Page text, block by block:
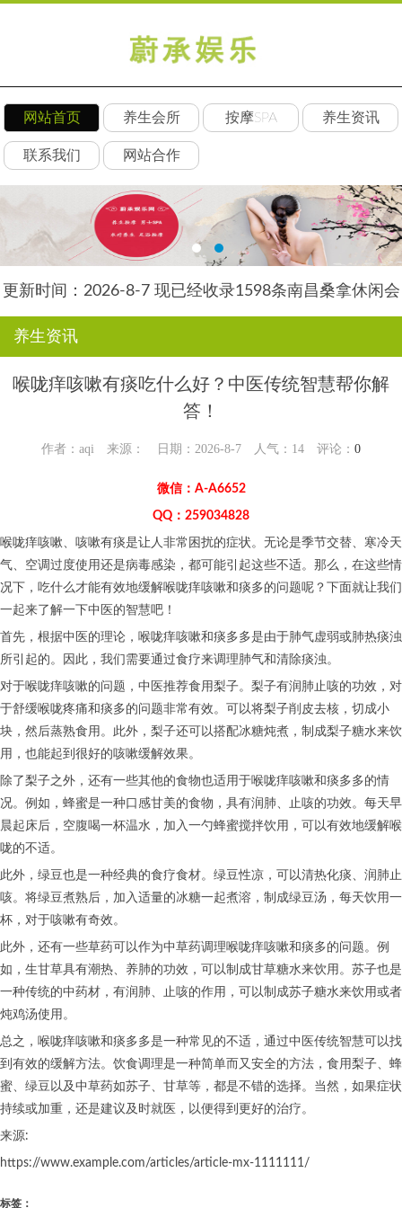
网站首页 养生会所 按摩SPA 养生资讯
联系我们 网站合作
更新时间：2026-8-7 现已经收录1598条南昌桑拿休闲会
养生资讯
喉咙痒咳嗽有痰吃什么好？中医传统智慧帮你解
答！
作者：aqi 来源： 日期：2026-8-7 人气： 14 评论： 0
微信：A-A6652
QQ：259034828
喉咙痒咳嗽、咳嗽有痰是让人非常困扰的症状。无论是季节交替、寒冷天
气、空调过度使用还是病毒感染，都可能引起这些不适。那么，在这些情
况下，吃什么才能有效地缓解喉咙痒咳嗽和痰多的问题呢？下面就让我们
一起来了解一下中医的智慧吧！
首先，根据中医的理论，喉咙痒咳嗽和痰多多是由于肺气虚弱或肺热痰浊
所引起的。因此，我们需要通过食疗来调理肺气和清除痰浊。
对于喉咙痒咳嗽的问题，中医推荐食用梨子。梨子有润肺止咳的功效，对
于舒缓喉咙疼痛和痰多的问题非常有效。可以将梨子削皮去核，切成小
块，然后蒸熟食用。此外，梨子还可以搭配冰糖炖煮，制成梨子糖水来饮
用，也能起到很好的咳嗽缓解效果。
除了梨子之外，还有一些其他的食物也适用于喉咙痒咳嗽和痰多多的情
况。例如，蜂蜜是一种口感甘美的食物，具有润肺、止咳的功效。每天早
晨起床后，空腹喝一杯温水，加入一勺蜂蜜搅拌饮用，可以有效地缓解喉
咙的不适。
此外，绿豆也是一种经典的食疗食材。绿豆性凉，可以清热化痰、润肺止
咳。将绿豆煮熟后，加入适量的冰糖一起煮溶，制成绿豆汤，每天饮用一
杯，对于咳嗽有奇效。
此外，还有一些草药可以作为中草药调理喉咙痒咳嗽和痰多的问题。例
如，生甘草具有潮热、养肺的功效，可以制成甘草糖水来饮用。苏子也是
一种传统的中药材，有润肺、止咳的作用，可以制成苏子糖水来饮用或者
炖鸡汤使用。
总之，喉咙痒咳嗽和痰多多是一种常见的不适，通过中医传统智慧可以找
到有效的缓解方法。饮食调理是一种简单而又安全的方法，食用梨子、蜂
蜜、绿豆以及中草药如苏子、甘草等，都是不错的选择。当然，如果症状
持续或加重，还是建议及时就医，以便得到更好的治疗。
来源:
https://www.example.com/articles/article-mx-1111111/
标签：